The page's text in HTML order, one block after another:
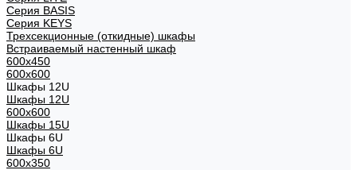
Cерия BASIS
Cерия KEYS
Трехсекционные (откидные) шкафы
Встраиваемый настенный шкаф
600x450
600x600
Шкафы 12U
Шкафы 12U
600x600
Шкафы 15U
Шкафы 6U
Шкафы 6U
600x350